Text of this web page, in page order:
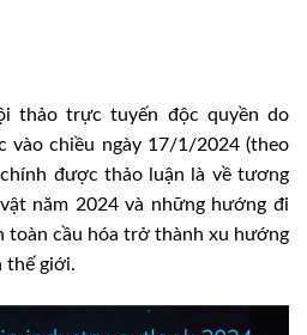
thảo trực tuyến độc quyền do
vào chiều ngày 17/1/2024 (theo
được thảo luận là về tương
năm 2024 và những hướng đi
toàn cầu hóa trở thành xu hướng
thế giới.